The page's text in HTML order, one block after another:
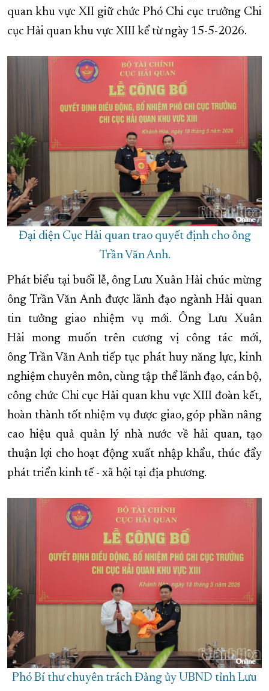
quan khu vực XII giữ chức Phó Chi cục trưởng Chi
cục Hải quan khu vực XIII kể từ ngày 15-5-2026.
Đại diện Cục Hải quan trao quyết định cho ông
Trần Văn Anh.
Phát biểu tại buổi lễ, ông Lưu Xuân Hải chúc mừng
ông Trần Văn Anh được lãnh đạo ngành Hải quan
tin tưởng giao nhiệm vụ mới. Ông Lưu Xuân
Hải mong muốn trên cương vị công tác mới,
ông Trần Văn Anh tiếp tục phát huy năng lực, kinh
nghiệm chuyên môn, cùng tập thể lãnh đạo, cán bộ,
công chức Chi cục Hải quan khu vực XIII đoàn kết,
hoàn thành tốt nhiệm vụ được giao, góp phần nâng
cao hiệu quả quản lý nhà nước về hải quan, tạo
thuận lợi cho hoạt động xuất nhập khẩu, thúc đẩy
phát triển kinh tế - xã hội tại địa phương.
Phó Bí thư chuyên trách Đảng ủy UBND tỉnh Lưu